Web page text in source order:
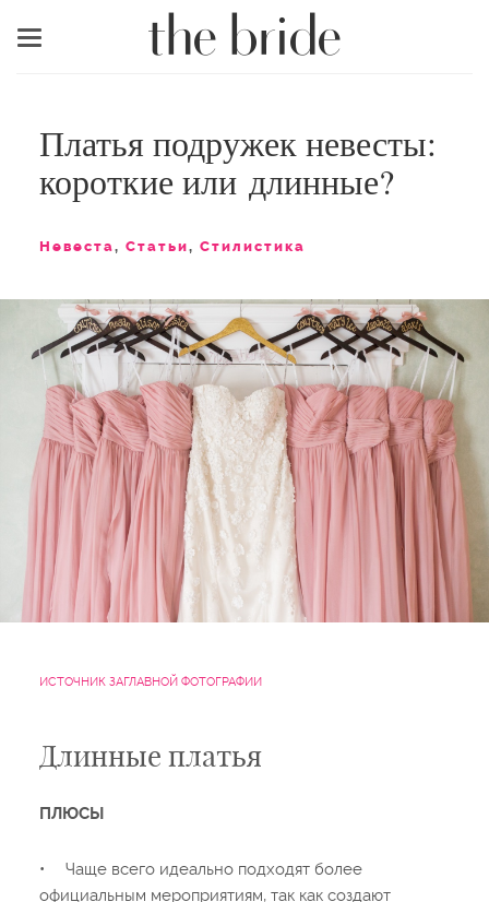
Меню
Платья подружек невесты:
короткие или длинные?
Невеста, Статьи, Стилистика
ИСТОЧНИК ЗАГЛАВНОЙ ФОТОГРАФИИ
Длинные платья
ПЛЮСЫ
•
Чаще всего идеально подходят более
официальным мероприятиям, так как создают